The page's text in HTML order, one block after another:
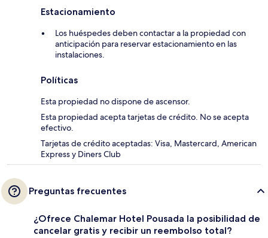
Estacionamiento
Los huéspedes deben contactar a la propiedad con
anticipación para reservar estacionamiento en las
instalaciones.
Políticas
Esta propiedad no dispone de ascensor.
Esta propiedad acepta tarjetas de crédito. No se acepta
efectivo.
Tarjetas de crédito aceptadas: Visa, Mastercard, American
Express y Diners Club
Preguntas frecuentes
¿Ofrece Chalemar Hotel Pousada la posibilidad de
cancelar gratis y recibir un reembolso total?